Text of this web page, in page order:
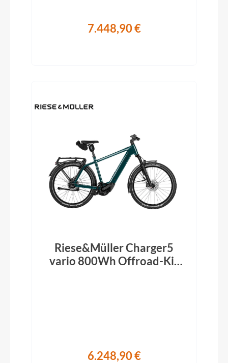
7.448,90 €
Riese&Müller Charger5
vario 800Wh Offroad-Kit
6.248,90 €